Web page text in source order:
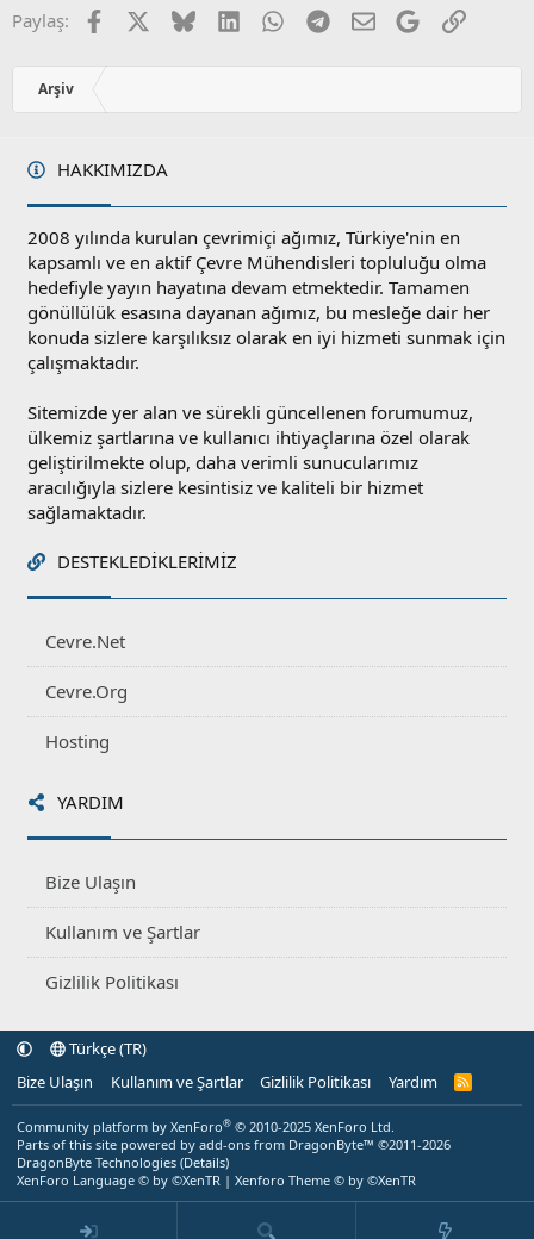
u
z
o
l
Paylaş: Facebook BlueskyLinkedInWhatsApp
Telegram
E-postaGoogleLink
Arşiv
HAKKIMIZDA
2008 yılında kurulan çevrimiçi ağımız, Türkiye'nin en
kapsamlı ve en aktif Çevre Mühendisleri topluluğu olma
hedefiyle yayın hayatına devam etmektedir. Tamamen
gönüllülük esasına dayanan ağımız, bu mesleğe dair her
konuda sizlere karşılıksız olarak en iyi hizmeti sunmak için
çalışmaktadır.
Sitemizde yer alan ve sürekli güncellenen forumumuz,
ülkemiz şartlarına ve kullanıcı ihtiyaçlarına özel olarak
geliştirilmekte olup, daha verimli sunucularımız
aracılığıyla sizlere kesintisiz ve kaliteli bir hizmet
sağlamaktadır.
DESTEKLEDIKLERIMIZ
Cevre.Net
Cevre.Org
Hosting
YARDIM
Bize Ulaşın
Kullanım ve Şartlar
Gizlilik Politikası
Türkçe (TR)
Bize Ulaşın
Kullanım ve Şartlar Gizlilik Politikası Yardım
R
Community platform by XenForo® © 2010-2025 XenForo Ltd.
Parts of this site powered by add-ons from DragonByte™ ©2011-2026
DragonByte Technologies (Details)
XenForo Language © by ©XenTR | Xenforo Theme © by ©XenTR